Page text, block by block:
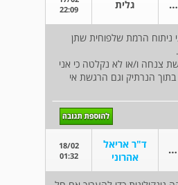
ניתוח צניחת שלפוחית שתן עם רשת גלית
22:09
ניתוח הרמת שלפוחית שתן
צנחה ו/או לא נקלטה כי אני
הנרתיק וגם הרגשת אי
ניתוח צניחת שלפוחית שתן עם רשת
ד"ר אריאל
אהרוני
18/02
01:32